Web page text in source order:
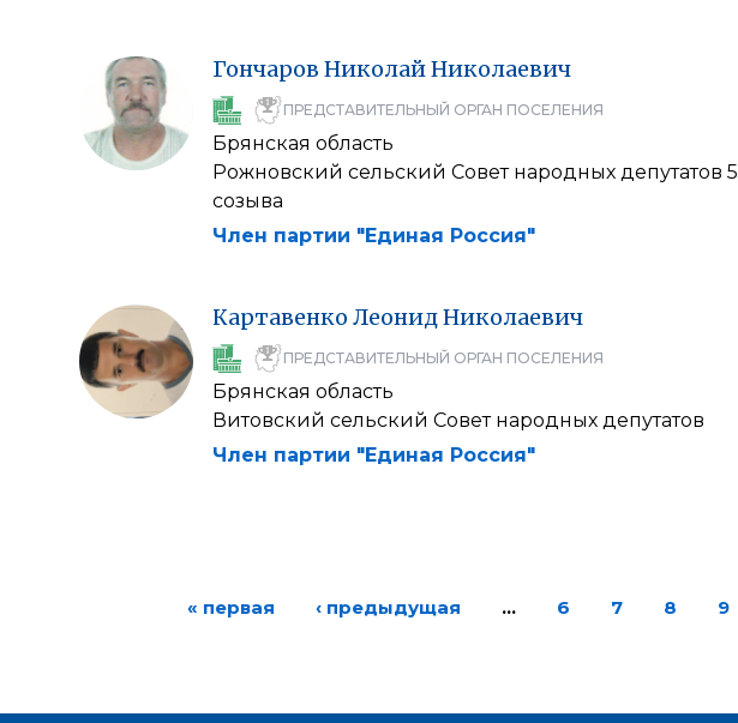
Гончаров НиколайНиколаевич
ПРЕДСТАВИТЕЛЬНЫЙ ОРГАН ПОСЕЛЕНИЯ
Брянская область
Рожновский сельский Совет народных депутатов 5
созыва
Член партии "Единая Россия"
Картавенко ЛеонидНиколаевич
ПРЕДСТАВИТЕЛЬНЫЙ ОРГАН ПОСЕЛЕНИЯ
Брянская область
Витовский сельский Совет народных депутатов
Член партии "Единая Россия"
« первая ‹ предыдущая … 6 7 8 9